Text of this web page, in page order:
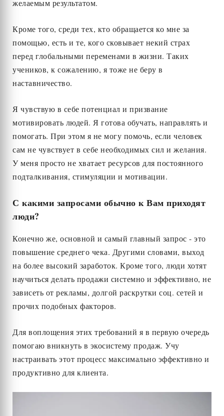
желаемым результатом.
Кроме того, среди тех, кто обращается ко мне за
помощью, есть и те, кого сковывает некий страх
перед глобальными переменами в жизни. Таких
учеников, к сожалению, я тоже не беру в
наставничество.
Я чувствую в себе потенциал и призвание
мотивировать людей. Я готова обучать, направлять и
помогать. При этом я не могу помочь, если человек
сам не чувствует в себе необходимых сил и желания.
У меня просто не хватает ресурсов для постоянного
подталкивания, стимуляции и мотивации.
С какими запросами обычно к Вам приходят
люди?
Конечно же, основной и самый главный запрос - это
повышение среднего чека. Другими словами, выход
на более высокий заработок. Кроме того, люди хотят
научиться делать продажи системно и эффективно, не
зависеть от рекламы, долгой раскрутки соц. сетей и
прочих подобных факторов.
Для воплощения этих требований я в первую очередь
помогаю вникнуть в экосистему продаж. Учу
настраивать этот процесс максимально эффективно и
продуктивно для клиента.